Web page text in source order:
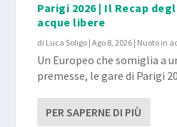
Parigi 2026 | Il Recap
acque libere
di Luca Soligo |Ago 8, 2026 | Nuoto in
Un Europeo che somiglia a
premesse, le gare di Parigi
PER SAPERNE DI PIÙ